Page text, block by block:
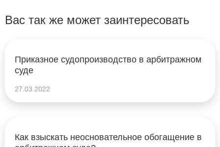
Вас так же может заинтересовать
Приказное судопроизводство в арбитражном
суде
27.03.2022
Как взыскать неосновательное обогащение в